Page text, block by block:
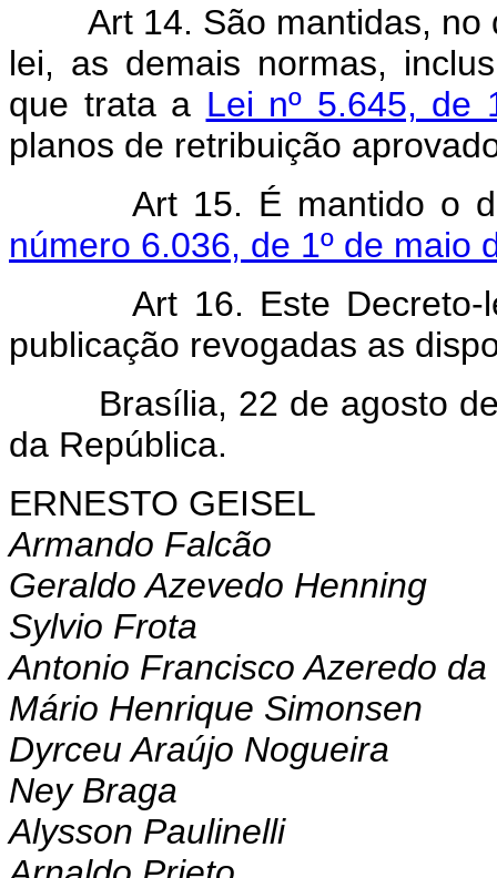
Art 14. São mantidas,
lei, as demais normas,
que trata a Lei nº 5.645, de
planos de retribuição
Art 15. É mantido o
número 6.036, de 1º de maio
Art 16. Este
publicação revogadas as
Brasília, 22 de agosto de
da República.
ERNESTO GEISEL
Armando Falcão
Geraldo Azevedo Henning
Sylvio Frota
Antonio Francisco Azeredo da
Mário Henrique Simonsen
Dyrceu Araújo Nogueira
Ney Braga
Alysson Paulinelli